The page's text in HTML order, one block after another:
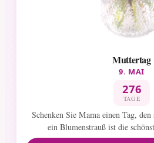
Muttertag
9. MAI
276
TAGE
Schenken Sie Mama einen Tag,
ein Blumenstrauß ist die